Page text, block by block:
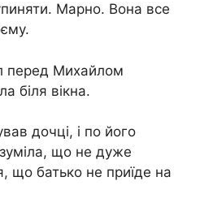
Марно. Вона все
перед Михайлом
біля вікна.
дочці, і по його
що не дуже
що батько не приїде на